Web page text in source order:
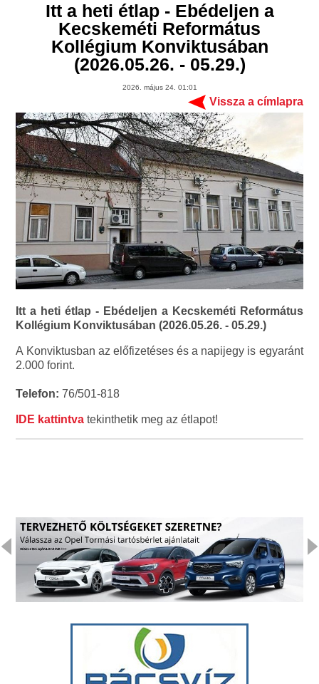
Itt a heti étlap - Ebédeljen a
Kecskeméti Református
Kollégium Konviktusában
(2026.05.26. - 05.29.)
2026. május 24. 01:01
Vissza a címlapra
Itt a heti étlap - Ebédeljen a Kecskeméti Református
Kollégium Konviktusában (2026.05.26. - 05.29.)
A Konviktusban az előfizetéses és a napijegy is egyaránt
2.000 forint.
Telefon: 76/501-818
IDE kattintva tekinthetik meg az étlapot!